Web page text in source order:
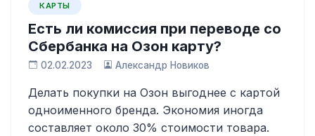
КАРТЫ
Есть ли комиссия при переводе со
Сбербанка на Озон карту?
02.02.2023 Александр Новиков
Делать покупки на Озон выгоднее с картой
одноименного бренда. Экономия иногда
составляет около 30% стоимости товара.